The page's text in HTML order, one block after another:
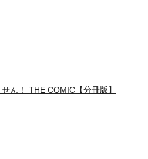
ん！ THE COMIC【分冊版】